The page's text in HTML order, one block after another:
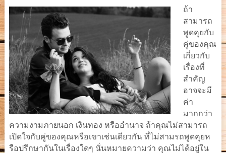
ถ้า
สามารถ
พูดคุยกับ
คู่ของคุณ
เกี่ยวกับ
เรื่องที่
สำคัญ
อาจจะมี
ค่า
มากกว่า
ความงามภายนอก เงินทอง หรืออำนาจ ถ้าคุณไม่สามารถ
เปิดใจกับคู่ของคุณหรือเขาเช่นเดียวกัน ที่ไม่สามรถพูดคุยห
รือปรึกษากันในเรื่องใดๆ นั่นหมายความว่า คุณไม่ได้อยู่ใน